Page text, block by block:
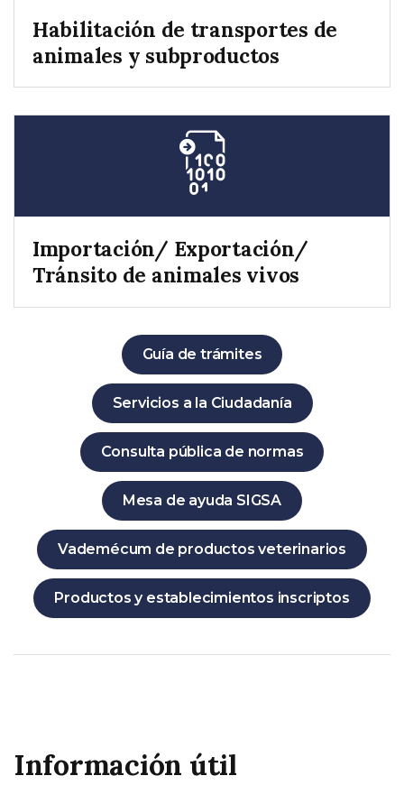
Habilitación de transportes de
animales y subproductos
Importación/ Exportación/
Tránsito de animales vivos
Guía de trámites
Servicios a la Ciudadanía
Consulta pública de normas
Mesa de ayuda SIGSA
Vademécum de productos veterinarios
Productos y establecimientos inscriptos
Información útil